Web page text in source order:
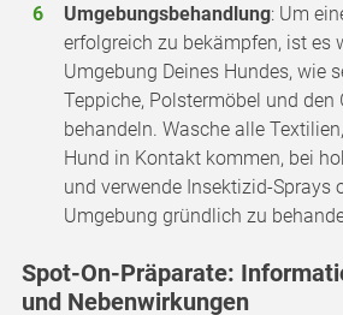
Umgebungsbehandlung: Um
erfolgreich zu bekämpfen, ist es
Umgebung Deines Hundes, wie
Teppiche, Polstermöbel und den
behandeln. Wasche alle
Hund in Kontakt kommen, bei
und verwende Insektizid-Sprays
Umgebung gründlich zu
Spot-On-Präparate:
und Nebenwirkungen